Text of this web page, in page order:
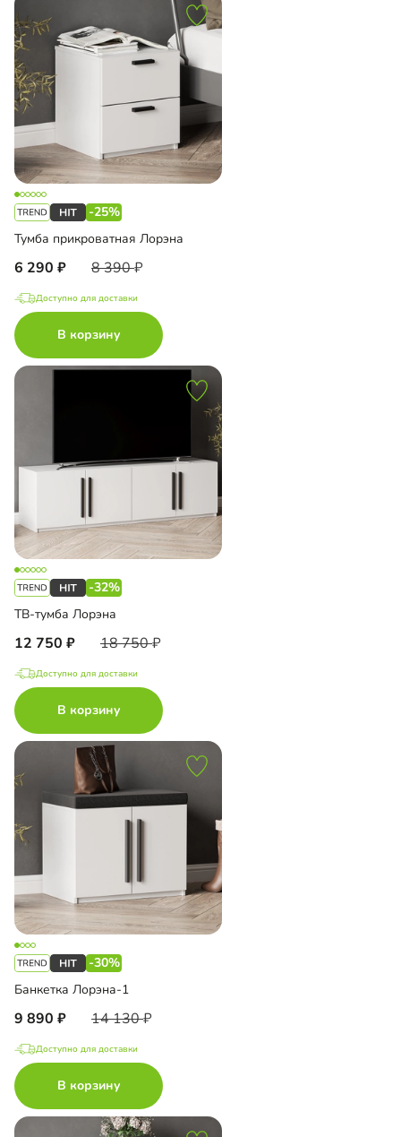
-25%
Тумба прикроватная Лорэна
6 290 8 390
Доступно для доставки
В корзину
-32%
ТВ-тумба Лорэна
12 750 18 750
Доступно для доставки
В корзину
-30%
Банкетка Лорэна-1
9 890 14 130
Доступно для доставки
В корзину